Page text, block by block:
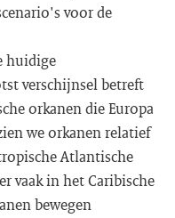
voor de
huidige
verschijnsel betreft
orkanen die Europa
we orkanen relatief
Atlantische
vaak in het Caribische
bewegen